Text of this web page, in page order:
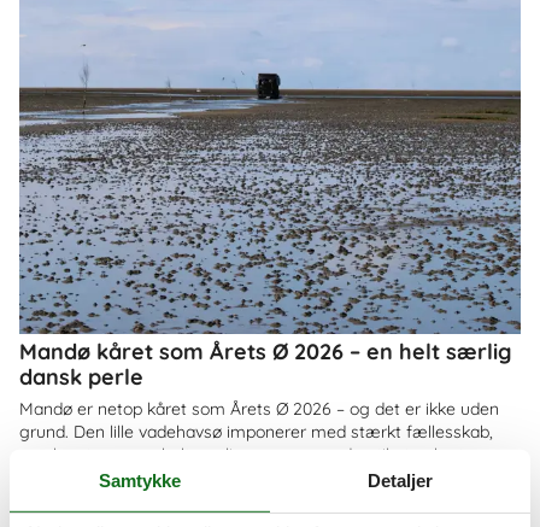
Mandø kåret som Årets Ø 2026 – en helt særlig
dansk perle
Mandø er netop kåret som Årets Ø 2026 – og det er ikke uden
grund. Den lille vadehavsø imponerer med stærkt fællesskab,
smuk natur og en helt særlig ro, som gør den til et oplagt
feriemål for både familier og par
OmDanmark
Samtykke Detaljer